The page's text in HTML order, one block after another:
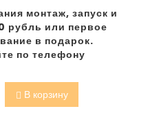
монтаж, запуск и
рубль или первое
в подарок.
по телефону
В корзину